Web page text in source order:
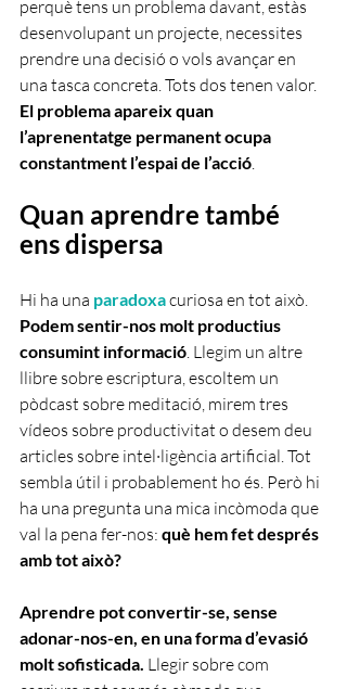
perquè tens un problema davant, estàs
desenvolupant un projecte, necessites
prendre una decisió o vols avançar en
una tasca concreta. Tots dos tenen valor.
El problema apareix quan
l’aprenentatge permanent ocupa
constantment l’espai de l’acció.
Quan aprendre també
ens dispersa
Hi ha una paradoxa curiosa en tot això.
Podem sentir-nos molt productius
consumint informació. Llegim un altre
llibre sobre escriptura, escoltem un
pòdcast sobre meditació, mirem tres
vídeos sobre productivitat o desem deu
articles sobre intel·ligència artificial. Tot
sembla útil i probablement ho és. Però hi
ha una pregunta una mica incòmoda que
val la pena fer-nos: què hem fet després
amb tot això?
Aprendre pot convertir-se, sense
adonar-nos-en, en una forma d’evasió
molt sofisticada. Llegir sobre com